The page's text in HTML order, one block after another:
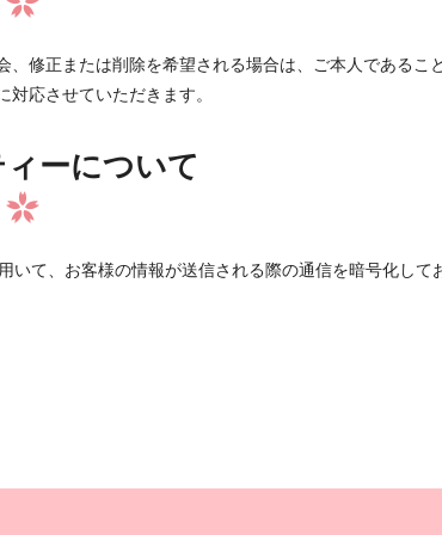
修正または削除を希望される場合は、ご本人であるこ
応させていただきます。
ーについて
て、お客様の情報が送信される際の通信を暗号化して